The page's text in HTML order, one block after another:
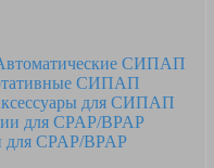
СИПАП
СИПАП
для СИПАП
CPAP/BPAP